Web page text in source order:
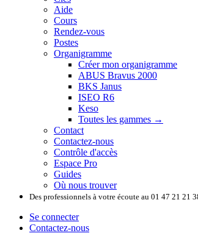
Aide
Cours
Rendez-vous
Postes
Organigramme
Créer mon organigramme
ABUS Bravus 2000
BKS Janus
ISEO R6
Keso
Toutes les gammes →
Contact
Contactez-nous
Contrôle d'accès
Espace Pro
Guides
Où nous trouver
Des professionnels à votre écoute au 01 47 21 21
Se connecter
Contactez-nous